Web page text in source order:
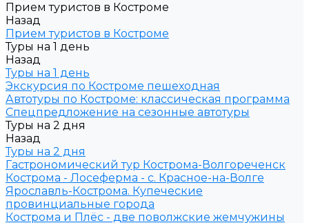
Прием туристов в Костроме
Назад
Прием туристов в Костроме
Туры на 1 день
Назад
Туры на 1 день
Экскурсия по Костроме пешеходная
Автотуры по Костроме: классическая программа
Спецпредложение на сезонные автотуры
Туры на 2 дня
Назад
Туры на 2 дня
Гастрономический тур Кострома-Волгореченск
Кострома - Лосеферма - с. Красное-на-Волге
Ярославль-Кострома. Купеческие
провинциальные города
Кострома и Плёс - две поволжские жемчужины